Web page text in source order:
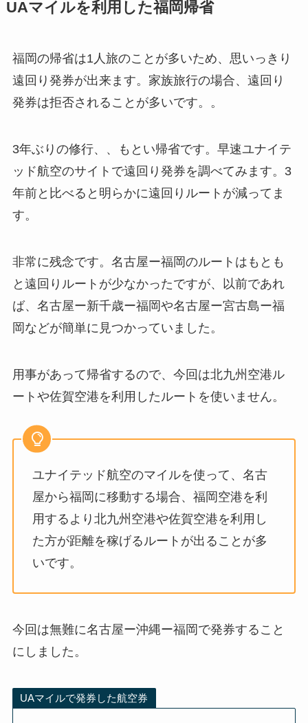
UAマイルを利用した福岡帰省
福岡の帰省は1人旅のことが多いため、思いっきり
遠回り発券が出来ます。 家族旅行の場合、遠回り
発券は拒否されることが多いです。。
3年ぶりの修行、、もとい帰省です。早速ユナイテ
ッド航空のサイトで遠回り発券を調べてみます。3
年前と比べると明らかに遠回りルートが減ってま
す。
非常に残念です。名古屋ー福岡のルートはもとも
と遠回りルートが少なかったですが、以前であれ
ば、名古屋ー新千歳ー福岡や名古屋ー宮古島ー福
岡などが簡単に見つかっていました。
用事があって帰省するので、今回は北九州空港ル
ートや佐賀空港を利用したルートを使いません。
ユナイテッド航空のマイルを使って、名古
屋から福岡に移動する場合、福岡空港を利
用するより北九州空港や佐賀空港を利用し
た方が距離を稼げるルートが出ることが多
いです。
今回は無難に名古屋ー沖縄ー福岡で発券すること
にしました。
UAマイルで発券した航空券